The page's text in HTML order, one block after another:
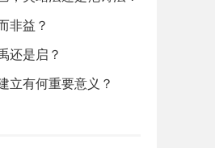
非益？
还是启？
立有何重要意义？